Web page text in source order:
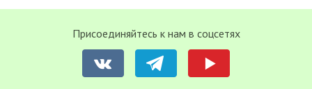
Присоединяйтесь к нам в соцсетях